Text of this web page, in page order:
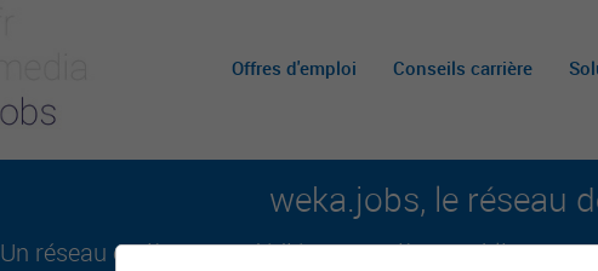
Offres d'emploi Conseils carrière
weka.jobs, le réseau
Un réseau entièrement dédié aux carrières publiques